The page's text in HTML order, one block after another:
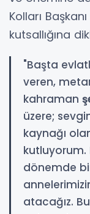
Kolları
kutsallığına
"Başta
veren,
kahraman
üzere;
kaynağı
kutluyorum.
dönemde
atacağız.